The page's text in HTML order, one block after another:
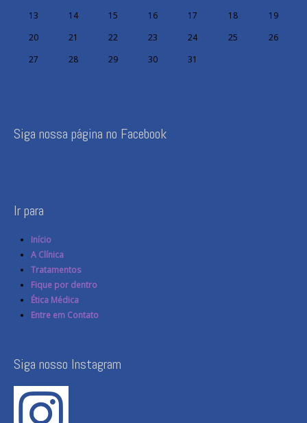
13
14 15 16 17 18
19
20
21 22 23 24 25
26
27
28 29 30 31
Siga nossa página no Facebook
Ir para
Início
A Clínica
Tratamentos
Fique por dentro
Ética Médica
Entre em Contato
Siga nosso Instagram